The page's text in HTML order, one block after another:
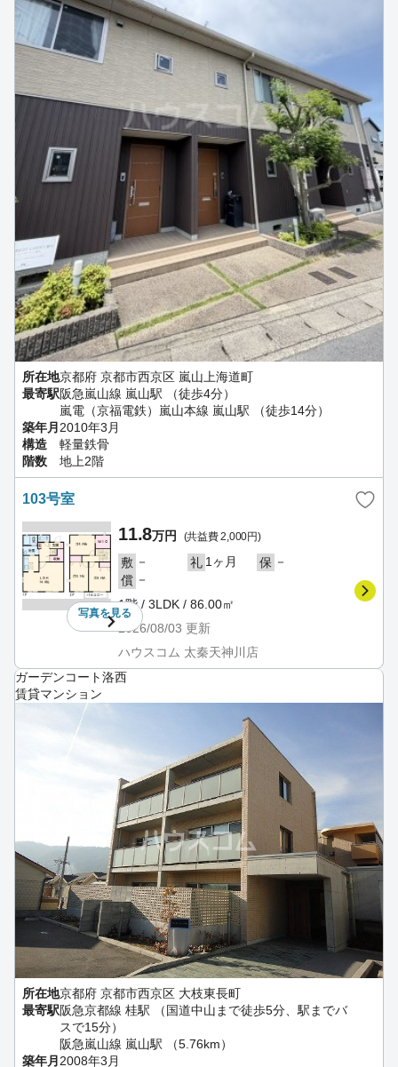
所在地京都府 京都市西京区 嵐山上海道町
最寄駅阪急嵐山線 嵐山駅 （徒歩4分）
嵐電（京福電鉄）嵐山本線 嵐山駅 （徒歩14分）
築年月2010年3月
構造
軽量鉄骨
階数
地上2階
103号室
写真を見る
11.8万円 (共益費 2,000円)
敷 － 礼 1ヶ月 保 －
償 －
1階 / 3LDK / 86.00㎡
2026/08/03 更新
ハウスコム 太秦天神川店
ガーデンコート洛西
賃貸マンション
所在地京都府 京都市西京区 大枝東長町
最寄駅阪急京都線 桂駅 （国道中山まで徒歩5分、駅までバ
スで15分）
阪急嵐山線 嵐山駅 （5.76km）
築年月 2008年3月